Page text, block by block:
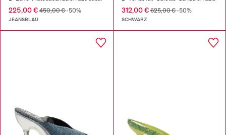
225,00 € 450,00 €-50%
JEANSBLAU
312,00 €625,00 €-50%
SCHWARZ